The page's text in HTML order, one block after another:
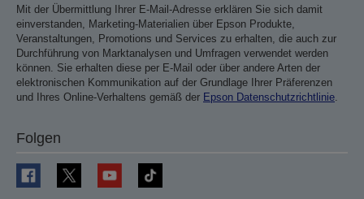
Mit der Übermittlung Ihrer E-Mail-Adresse erklären Sie sich damit
einverstanden, Marketing-Materialien über Epson Produkte,
Veranstaltungen, Promotions und Services zu erhalten, die auch zur
Durchführung von Marktanalysen und Umfragen verwendet werden
können. Sie erhalten diese per E-Mail oder über andere Arten der
elektronischen Kommunikation auf der Grundlage Ihrer Präferenzen
und Ihres Online-Verhaltens gemäß der Epson Datenschutzrichtlinie
Folgen